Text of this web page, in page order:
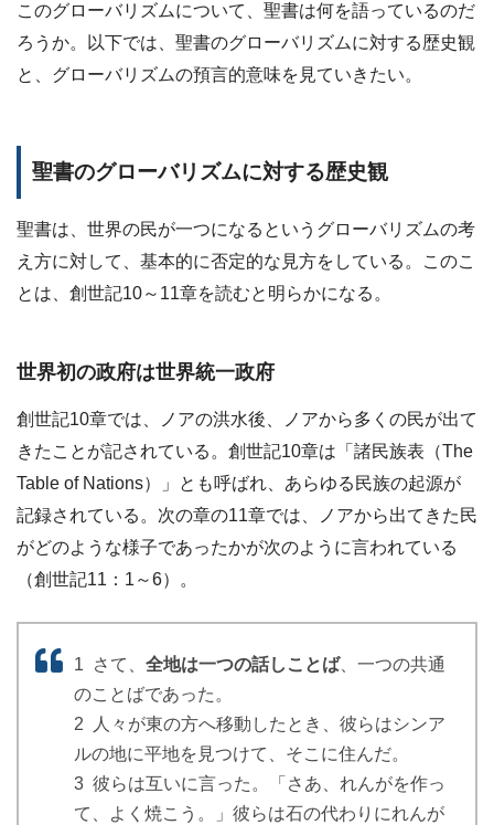
このグローバリズムについて、聖書は何を語っているのだ
ろうか。以下では、聖書のグローバリズムに対する歴史観
と、グローバリズムの預言的意味を見ていきたい。
聖書のグローバリズムに対する歴史観
聖書は、世界の民が一つになるというグローバリズムの考
え方に対して、基本的に否定的な見方をしている。このこ
とは、創世記10～11章を読むと明らかになる。
世界初の政府は世界統一政府
創世記10章では、ノアの洪水後、ノアから多くの民が出て
きたことが記されている。創世記10章は「諸民族表（The
Table of Nations）」とも呼ばれ、あらゆる民族の起源が
記録されている。次の章の11章では、ノアから出てきた民
がどのような様子であったかが次のように言われている
（創世記11：1～6）。
1 さて、 全地は一つの話しことば、一つの共通
のことばであった。
2 人々が東の方へ移動したとき、彼らはシンア
ルの地に平地を見つけて、そこに住んだ。
3 彼らは互いに言った。「さあ、れんがを作っ
て、よく焼こう。」彼らは石の代わりにれんが